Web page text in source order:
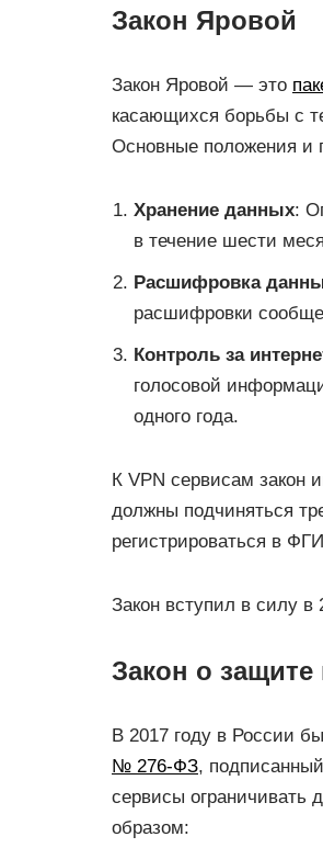
Закон Яровой
Закон Яровой — это
касающихся борьбы с
Основные положения и
Хранение данных:
в течение шести
Расшифровка
расшифровки
Контроль за
голосовой
одного года.
К VPN сервисам закон
должны подчиняться
регистрироваться в
Закон вступил в силу в
Закон о
В 2017 году в России
№ 276-ФЗ,
сервисы ограничивать
образом: